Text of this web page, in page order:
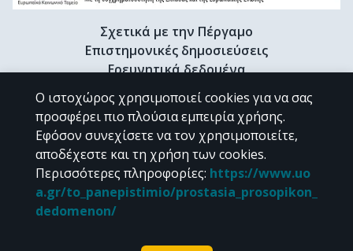
Σχετικά με την Πέργαμο
Επιστημονικές δημοσιεύσεις
Ερευνητικά δεδομένα
Διδακτορικές διατριβές & Γκρίζα βιβλιογραφία
Προφίλ Ερευνητή
CC BY-NC 4.0
Εκτός αν αναφέρεται διαφορετικά, το υλικό της "Περγάμου" διατίθεται
Ο ιστοχώρος χρησιμοποιεί cookies για να σας
προσφέρει πιο πλούσια εμπειρία χρήσης.
Εφόσον συνεχίσετε να τον χρησιμοποιείτε,
αποδέχεστε και τη χρήση των cookies.
Περισσότερες πληροφορίες: https://www.uo
a.gr/to_panepistimio/prostasia_prosopikon_
dedomenon/